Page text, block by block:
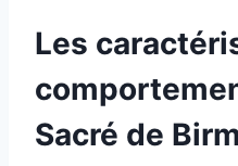
Les
Sacré de